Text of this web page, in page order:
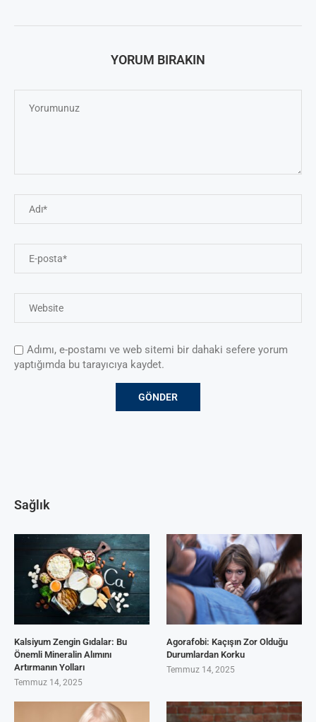
YORUM BIRAKIN
Adımı, e-postamı ve web sitemi bir dahaki sefere yorum
yaptığımda bu tarayıcıya kaydet.
Sağlık
Kalsiyum Zengin Gıdalar: Bu
Önemli Mineralin Alımını
Artırmanın Yolları
Temmuz 14, 2025
Agorafobi: Kaçışın Zor Olduğu
Durumlardan Korku
Temmuz 14, 2025